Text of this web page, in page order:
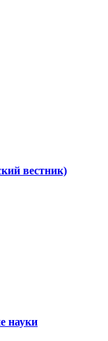
вестник)
науки